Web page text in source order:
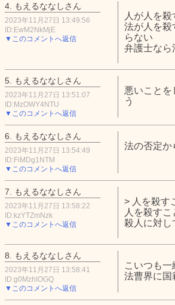
4. もえるななしさん
2023年11月27日 13:49:56
ID:EwM2NkMjE
▼このコメントへ返信
人が人を
法が人を殺
らない
弁護士なら
5. もえるななしさん
2023年11月27日 13:51:07
ID:MzOWY4NTU
▼このコメントへ返信
悪いこと
う
6. もえるななしさん
2023年11月27日 13:54:49
ID:FiMDg1NTM
▼このコメントへ返信
法の否定か
7. もえるななしさん
2023年11月27日 13:58:22
ID:kzYTZmNzk
▼このコメントへ返信
> 人を殺す
人を殺す
殺人に対し
8. もえるななしさん
2023年11月27日 13:58:41
ID:g0MzhlOGQ
▼このコメントへ返信
こいつも
法曹界に国